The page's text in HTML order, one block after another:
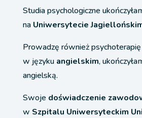
Studia psychologiczne
na Uniwersytecie
Prowadzę również psychoterapię
w języku angielskim,
angielską.
Swoje doświadczenie
w Szpitalu Uniwersyteckim